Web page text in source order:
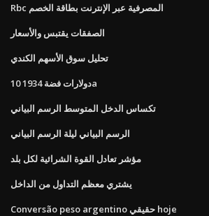
Rbc المصرفية عبر الإنترنت بطاقة الخصم
الصفقات يقتبس والأسعار
تحليل سوق الأسهم الكندي
10 دولارات فضة 1934a
تكساس الدخل المتوسط ​​الرسم البياني
الرسم البياني ليلة الرسم البياني
مؤشر تعادل القوة الشرائية لكل بلد
يشتري معظم التداول من الداخل
Conversão peso argentino حقيقي hoje